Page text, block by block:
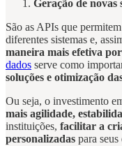
Geração de novas
São as APIs que
diferentes sistemas e,
maneira mais efetiva
dados serve como
soluções e otimização
Ou seja, o investimento
mais agilidade,
instituições, facilitar a
personalizadas para seus